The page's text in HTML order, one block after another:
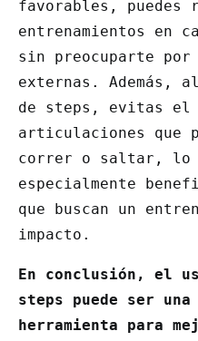
favorables, puedes
entrenamientos en
sin preocuparte por
externas. Además,
de steps, evitas el
articulaciones que
correr o saltar, lo
especialmente
que buscan un
impacto.
En conclusión, el
steps puede ser una
herramienta para